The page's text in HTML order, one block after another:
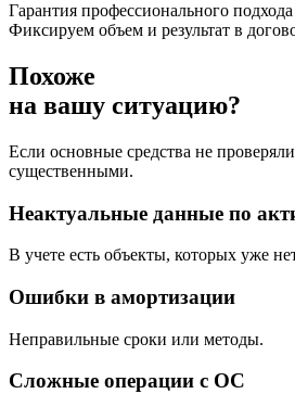
Гарантия профессионального подхода
Фиксируем объем и результат в
Похоже
на вашу ситуацию?
Если основные средства не
существенными.
Неактуальные данные по
В учете есть объекты, которых уже
Ошибки в амортизации
Неправильные сроки или методы.
Сложные операции с ОС